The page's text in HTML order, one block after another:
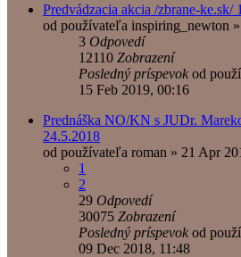
Predvádzacia akcia /zbrane-ke.sk/
od používateľa inspiring_newton »
3 Odpovedí
12110 Zobrazení
Posledný príspevok od
15 Feb 2019, 00:16
Prednáška NO/KN s JUDr.
24.5.2018
od používateľa roman » 21 Apr
1
2
29 Odpovedí
30075 Zobrazení
Posledný príspevok od
09 Dec 2018, 11:48